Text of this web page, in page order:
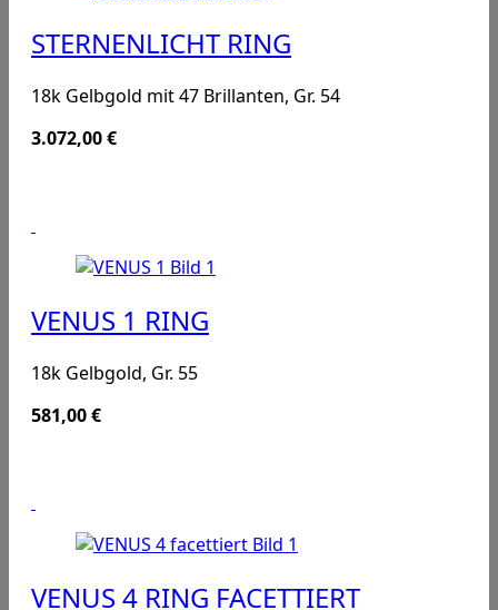
STERNENLICHT RING
18k Gelbgold mit 47 Brillanten, Gr. 54
3.072,00€
VENUS 1 RING
18k Gelbgold, Gr. 55
581,00€
VENUS 4 RING FACETTIERT